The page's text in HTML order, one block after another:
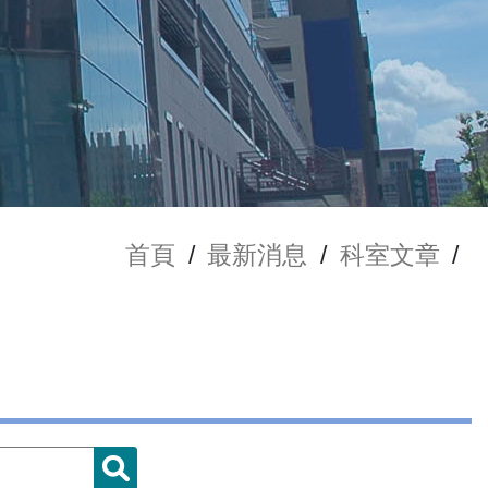
首頁 / 最新消息 / 科室文章 /